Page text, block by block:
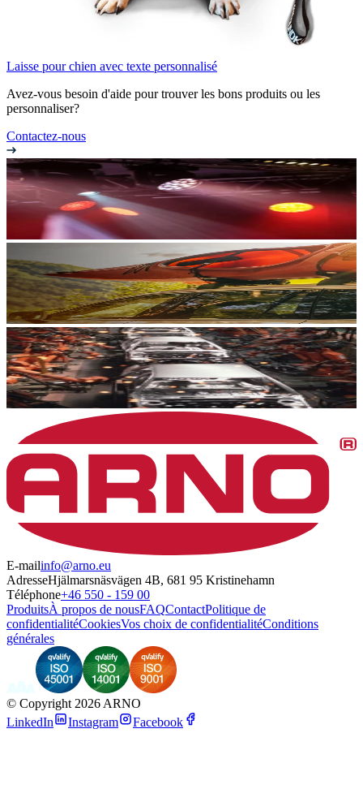
Laisse pour chien avec texte personnalisé
Avez-vous besoin d'aide pour trouver les bons produits ou les
personnaliser?
Contactez-nous
E-mailinfo@arno.eu
AdresseHjälmarsnäsvägen 4B, 681 95 Kristinehamn
Téléphone+46 550 - 159 00
ProduitsÀ propos de nousFAQContactPolitique de
confidentialitéCookiesVos choix de confidentialitéConditions
générales
© Copyright 2026 ARNO
LinkedIn
Instagram Facebook